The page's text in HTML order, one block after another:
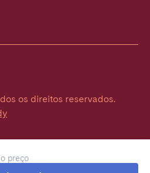
preço
os direitos reservados.